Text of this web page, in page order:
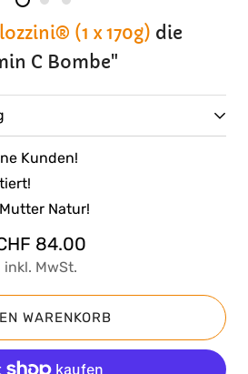
(1 x 170g) die
C Bombe"
und fair gehandelt – jede
an die wertvollen
und der Menschen, die sie mit viel
Kultur: Mit einer
über 30 Monaten in seinem
Kunden!
Natur!
Preis
84.00
inkl. MwSt.
WARENKORB